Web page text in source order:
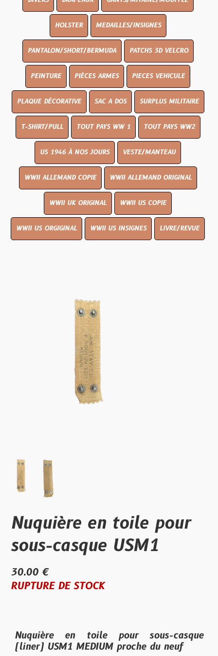
HOLSTER MEDAILLES/INSIGNES
PANTALON/SHORT/BERMUDA PATCHS 3D VELCRO
PEINTURE PIÈCES ARMES PIECES VEHICULE
PLAQUE DÉCORATIVE SAC A DOS SURPLUS MILITAIRE
T-SHIRT/PULL TOUT PAYS WW 1 TOUT PAYS WW2
US 1946 À NOS JOURS VESTE/MANTEAU
WWII ALLEMAND COPIE WWII ALLEMAND ORIGINAL
WWII UK ORIGINAL WWII US COPIE
WWII US ORGIGINAL WWII US INSIGNES LIVRE/REVUE
Nuquière en toile pour
sous-casque USM1
30.00 €
RUPTURE DE STOCK
Nuquière en toile pour sous-casque
(liner) USM1 MEDIUM proche du neuf